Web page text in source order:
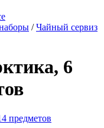
/Чайный сервиз
6